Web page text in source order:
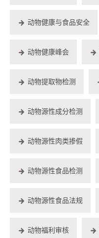
动物健康与食品安全
动物健康峰会
动物提取物检测
动物源性成分检测
动物源性肉类掺假
动物源性食品检测
动物源性食品法规
动物福利审核